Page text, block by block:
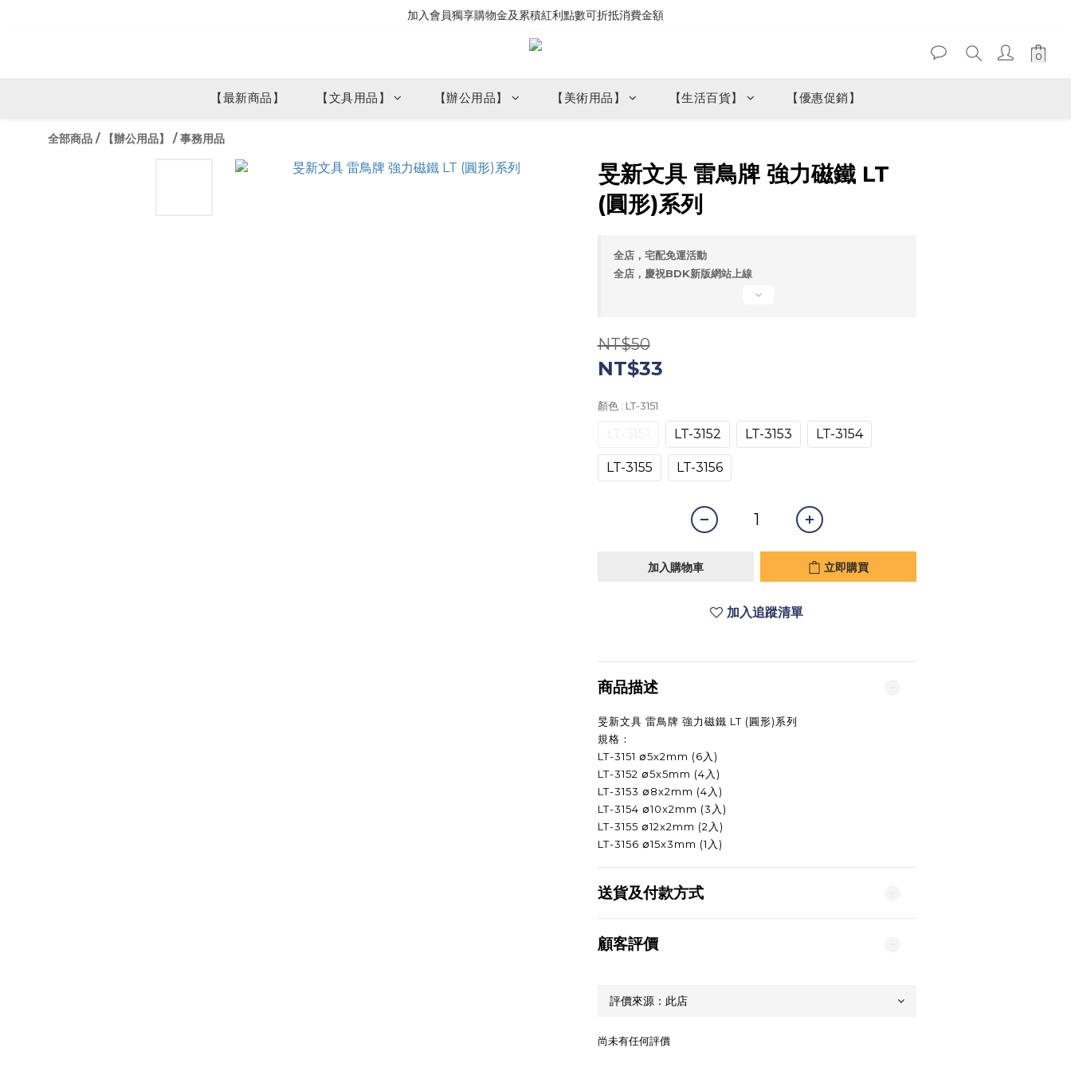
加入會員獨享購物金及累積紅利點數可折抵消費金額
【最新商品】 【文具用品】 【辦公用品】 【美術用品】 【生活百貨】 【優惠促銷】
全部商品 / 【辦公用品】 /事務用品
旻新文具 雷鳥牌 強力磁鐵 LT
(圓形)系列
全店，宅配免運活動
全店，慶祝BDK新版網站上線
NT$50
NT$33
顏色 : LT-3151
LT-3152 LT-3153 LT-3154
LT-3155 LT-3156
加入購物車 立即購買
加入追蹤清單
商品描述
旻新文具 雷鳥牌 強力磁鐵 LT (圓形)系列
規格：
LT-3151 ∅5x2mm (6入)
LT-3152 ∅5x5mm (4入)
LT-3153 ∅8x2mm (4入)
LT-3154 ∅10x2mm (3入)
LT-3155 ∅12x2mm (2入)
LT-3156 ∅15x3mm (1入)
送貨及付款方式
顧客評價
尚未有任何評價